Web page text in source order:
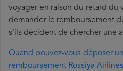
voyager en raison du retard du
demander le remboursement
s'ils décident de chercher une
Quand pouvez-vous déposer
remboursement Rossiya